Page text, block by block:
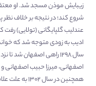
زیبایش موذن مسجد شد. او معتقد
عندلیب گلپایگانی (تولایی)
ادیب به زودی متوجه شد که
سال ۱۲۹۸ راهی اصفهان شد
اصفهانی، میرزا حبیب اصفهانی و
همچنین در